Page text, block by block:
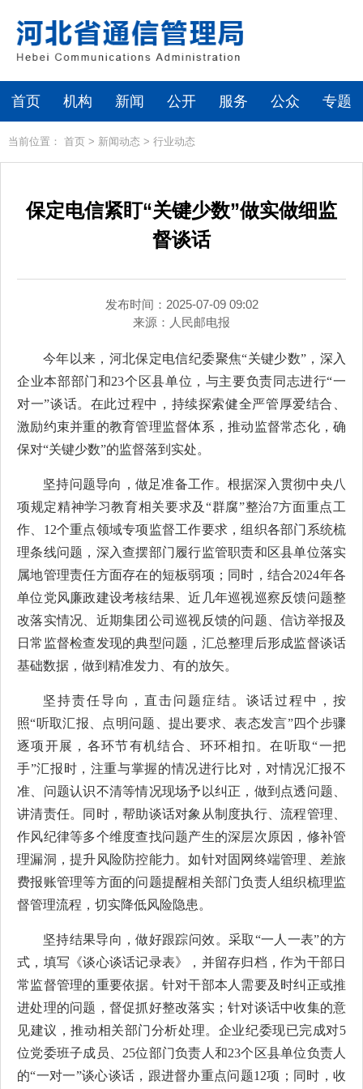
首页 机构 新闻 公开 服务 公众 专题
当前位置： 首页 > 新闻动态 > 行业动态
保定电信紧盯“关键少数”做实做细监
督谈话
发布时间：2025-07-09 09:02
来源： 人民邮电报
今年以来，河北保定电信纪委聚焦“关键少数”，深入
企业本部部门和23个区县单位，与主要负责同志进行“一
对一”谈话。在此过程中，持续探索健全严管厚爱结合、
激励约束并重的教育管理监督体系，推动监督常态化，确
保对“关键少数”的监督落到实处。
坚持问题导向，做足准备工作。根据深入贯彻中央八
项规定精神学习教育相关要求及“群腐”整治7方面重点工
作、12个重点领域专项监督工作要求，组织各部门系统梳
理条线问题，深入查摆部门履行监管职责和区县单位落实
属地管理责任方面存在的短板弱项；同时，结合2024年各
单位党风廉政建设考核结果、近几年巡视巡察反馈问题整
改落实情况、近期集团公司巡视反馈的问题、信访举报及
日常监督检查发现的典型问题，汇总整理后形成监督谈话
基础数据，做到精准发力、有的放矢。
坚持责任导向，直击问题症结。谈话过程中，按
照“听取汇报、点明问题、提出要求、表态发言”四个步骤
逐项开展，各环节有机结合、环环相扣。在听取“一把
手”汇报时，注重与掌握的情况进行比对，对情况汇报不
准、问题认识不清等情况现场予以纠正，做到点透问题、
讲清责任。同时，帮助谈话对象从制度执行、流程管理、
作风纪律等多个维度查找问题产生的深层次原因，修补管
理漏洞，提升风险防控能力。如针对固网终端管理、差旅
费报账管理等方面的问题提醒相关部门负责人组织梳理监
督管理流程，切实降低风险隐患。
坚持结果导向，做好跟踪问效。采取“一人一表”的方
式，填写《谈心谈话记录表》，并留存归档，作为干部日
常监督管理的重要依据。针对干部本人需要及时纠正或推
进处理的问题，督促抓好整改落实；针对谈话中收集的意
见建议，推动相关部门分析处理。企业纪委现已完成对5
位党委班子成员、25位部门负责人和23个区县单位负责人
的“一对一”谈心谈话，跟进督办重点问题12项；同时，收